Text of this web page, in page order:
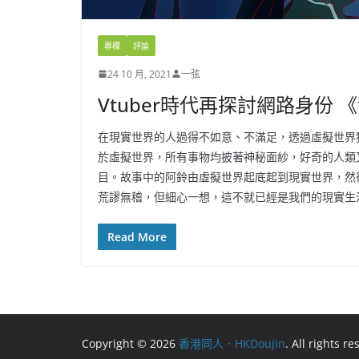
專欄 評論
24 10 月, 2021 一弦
Vtuber時代再探討網路身份
在現實世界的人過得不如意、不滿足，透過虛擬世
於虛擬世界，所有事物均披著神秘面紗，好奇的人
目。故事中的阿鈴由虛擬世界起底起到現實世界，
荒謬無稽，但細心一想，這不就已經是我們的現實
Read More
Copyright © 2026 香港同人．HKDoujin. All rights